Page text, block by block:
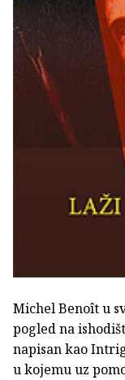
Michel Benoît u
pogled na
napisan kao
u kojemu uz